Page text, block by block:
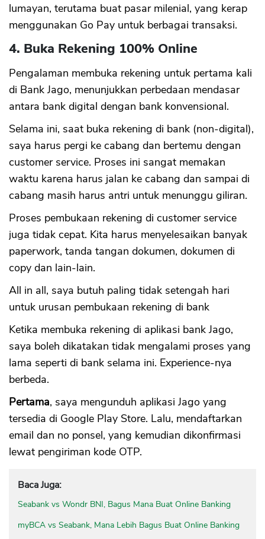
lumayan, terutama buat pasar milenial, yang kerap
menggunakan Go Pay untuk berbagai transaksi.
4. Buka Rekening 100% Online
Pengalaman membuka rekening untuk pertama kali
di Bank Jago, menunjukkan perbedaan mendasar
antara bank digital dengan bank konvensional.
Selama ini, saat buka rekening di bank (non-digital),
saya harus pergi ke cabang dan bertemu dengan
customer service. Proses ini sangat memakan
waktu karena harus jalan ke cabang dan sampai di
cabang masih harus antri untuk menunggu giliran.
Proses pembukaan rekening di customer service
juga tidak cepat. Kita harus menyelesaikan banyak
paperwork, tanda tangan dokumen, dokumen di
copy dan lain-lain.
All in all, saya butuh paling tidak setengah hari
untuk urusan pembukaan rekening di bank
Ketika membuka rekening di aplikasi bank Jago,
saya boleh dikatakan tidak mengalami proses yang
lama seperti di bank selama ini. Experience-nya
berbeda.
Pertama, saya mengunduh aplikasi Jago yang
tersedia di Google Play Store. Lalu, mendaftarkan
email dan no ponsel, yang kemudian dikonfirmasi
lewat pengiriman kode OTP.
Baca Juga:
Seabank vs Wondr BNI, Bagus Mana Buat Online Banking
myBCA vs Seabank, Mana Lebih Bagus Buat Online Banking